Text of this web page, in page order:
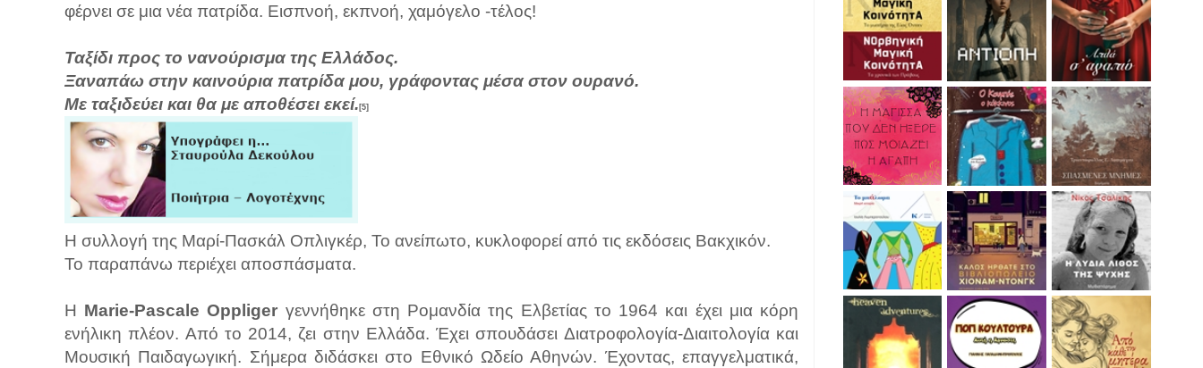
φέρνει σε μια νέα πατρίδα. Εισπνοή, εκπνοή, χαμόγελο -τέλος!
Ταξίδι προς το νανούρισμα της Ελλάδος.
Ξαναπάω στην καινούρια πατρίδα μου, γράφοντας μέσα στον ουρανό.
Με ταξιδεύει και θα με αποθέσει εκεί. [5]
Η συλλογή της Μαρί-Πασκάλ Οπλιγκέρ, Το ανείπωτο, κυκλοφορεί από τις εκδόσεις Βακχικόν.
Το παραπάνω περιέχει αποσπάσματα.
Η Marie-Pascale Oppliger γεννήθηκε στη Ρομανδία της Ελβετίας το 1964 και έχει μια κόρη
ενήλικη πλέον. Από το 2014, ζει στην Ελλάδα. Έχει σπουδάσει Διατροφολογία-Διαιτολoγία και
Μουσική Παιδαγωγική. Σήμερα διδάσκει στο Εθνικό Ωδείο Αθηνών. Έχοντας, επαγγελματικά,